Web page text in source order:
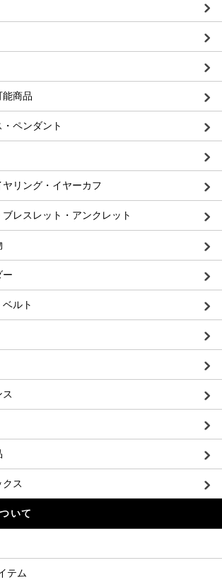
能商品
ペンダント
リング・イヤーカフ
レスレット・アンクレット
ー
ルト
ス
いて
テム